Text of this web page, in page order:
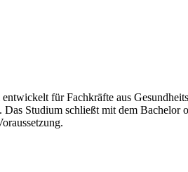
für Fachkräfte aus
Studium schließt mit dem Bachelor